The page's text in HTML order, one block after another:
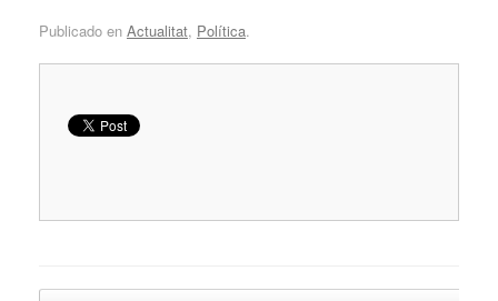
Publicado en Actualitat, Política.